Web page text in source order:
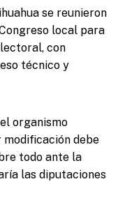
se reunieron
local para
con
técnico y
organismo
debe
todo ante la
las diputaciones